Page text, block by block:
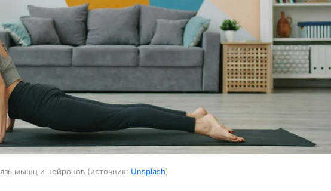
мышц и нейронов источник: Unsplash